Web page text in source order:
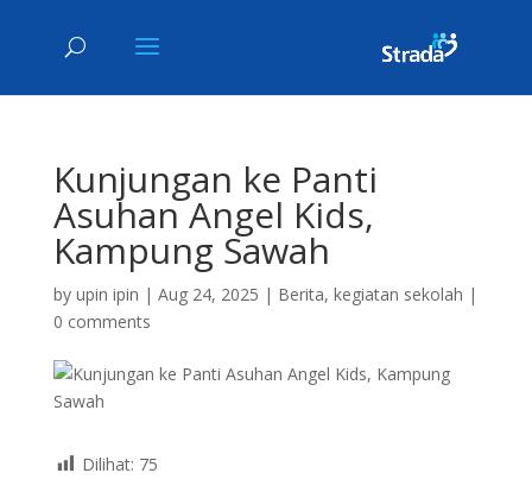
Kunjungan ke Panti
Asuhan Angel Kids,
Kampung Sawah
by upin ipin | Aug 24, 2025 | Berita, kegiatan sekolah |
0 comments
Dilihat: 75